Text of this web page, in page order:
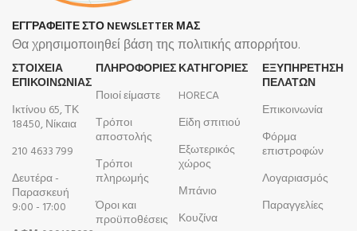
ΕΓΓΡΑΦΕΙΤΕ ΣΤΟ NEWSLETTER ΜΑΣ
Θα χρησιμοποιηθεί βάση της πολιτικής απορρήτου.
ΣΤΟΙΧΕΙΑ
ΕΠΙΚΟΙΝΩΝΙΑΣ
Ικτίνου 65, ΤΚ
18450, Νίκαια
210 4633 799
Δευτέρα -
Παρασκευή
9:00 - 17:00
ΠΛΗΡΟΦΟΡΊΕΣ
Ποιοί είμαστε
Τρόποι
αποστολής
Τρόποι
πληρωμής
Όροι και
προϋποθέσεις
ΚΑΤΗΓΟΡΙΕΣ
HORECA
Είδη σπιτιού
Εξωτερικός
χώρος
Μπάνιο
Κουζίνα
ΕΞΥΠΗΡΕΤΗΣΗ
ΠΕΛΑΤΩΝ
Επικοινωνία
Φόρμα
επιστροφών
Λογαριασμός
Παραγγελίες